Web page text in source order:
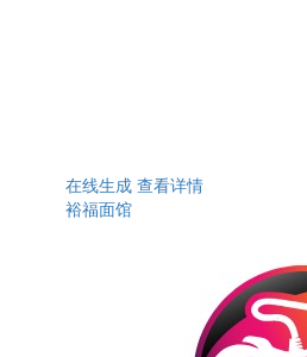
在线生成 查看详情
裕福面馆